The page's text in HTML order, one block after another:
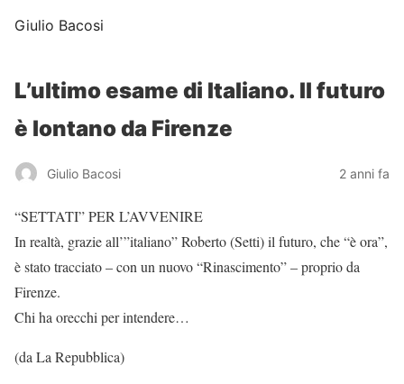
Giulio Bacosi
L’ultimo esame di Italiano. Il futuro
è lontano da Firenze
Giulio Bacosi 2 anni fa
“SETTATI” PER L’AVVENIRE
In realtà, grazie all’”italiano” Roberto (Setti) il futuro, che “è ora”,
è stato tracciato – con un nuovo “Rinascimento” – proprio da
Firenze.
Chi ha orecchi per intendere…
(da La Repubblica)